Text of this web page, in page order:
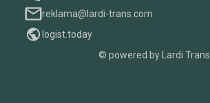
reklama@lardi-trans.com
logist.today
© powered by Lardi Trans